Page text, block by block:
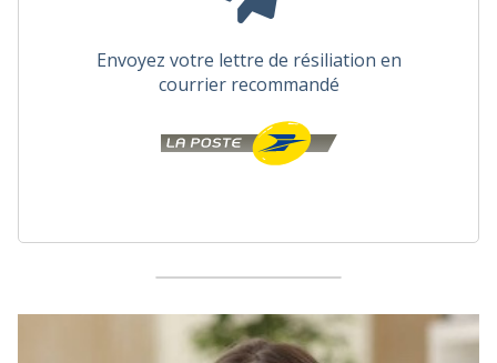
Envoyez votre lettre de résiliation en
courrier recommandé